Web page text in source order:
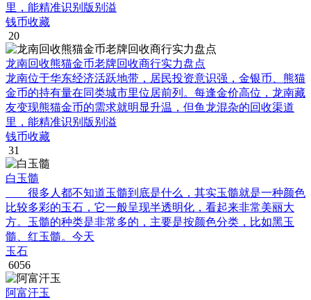
里，能精准识别版别溢
钱币收藏
20
龙南回收熊猫金币老牌回收商行实力盘点
龙南位于华东经济活跃地带，居民投资意识强，金银币、熊猫
金币的持有量在同类城市里位居前列。每逢金价高位，龙南藏
友变现熊猫金币的需求就明显升温，但鱼龙混杂的回收渠道
里，能精准识别版别溢
钱币收藏
31
白玉髓
很多人都不知道玉髓到底是什么，其实玉髓就是一种颜色
比较多彩的玉石，它一般呈现半透明化，看起来非常美丽大
方。玉髓的种类是非常多的，主要是按颜色分类，比如黑玉
髓、红玉髓。今天
玉石
6056
阿富汗玉